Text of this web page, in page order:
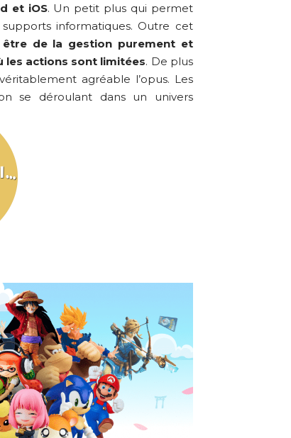
et iOS. Un petit plus qui permet
informatiques. Outre cet
de la gestion purement et
les actions sont limitées. De plus
agréable l’opus. Les
se déroulant dans un univers